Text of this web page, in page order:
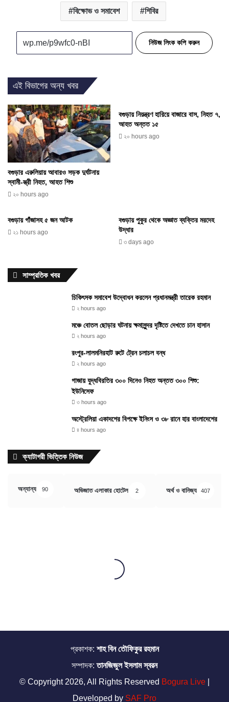
বিক্ষোভ ও সমাবেশ শিবির
নিউজ লিংক কপি করুন
এই বিভাগের অন্য খবর
বগুড়ার এরুলিয়ায় আবারও সড়ক দুর্ঘটনায়
স্বামী-স্ত্রী নিহত, আহত শিশু
২০ hours ago
বগুড়ায় নিয়ন্ত্রণ হারিয়ে বাজারে বাস, নিহত ৭,
আহত অন্তত ১৫
২০ hours ago
বগুড়ায় গাঁজাসহ ৫ জন আটক
২১ hours ago
বগুড়ায় পুকুর থেকে অজ্ঞাত ব্যক্তির মরদেহ
উদ্ধার
৩ days ago
সাম্প্রতিক খবর
চিকিৎসক সমাবেশ উদ্বোধন করলেন প্রধানমন্ত্রী তারেক রহমান
২ hours ago
মঞ্চে বোতল ছোড়ার ঘটনায় ক্ষমাসুন্দর দৃষ্টিতে দেখতে চান হাসান
২ hours ago
রংপুর-লালমনিরহাট রুটে ট্রেন চলাচল বন্ধ
২ hours ago
গাজায় যুদ্ধবিরতির ৩০০ দিনেও নিহত অন্তত ৩০০ শিশু:
ইউনিসেফ
৩ hours ago
অস্ট্রেলিয়া একাদশের বিপক্ষে ইনিংস ও ৩৮ রানে হার বাংলাদেশের
৪ hours ago
ক্যাটাগরী ভিত্তিক নিউজ
অন্যান্য 90 অভিজাত এলাকার হোটেল 2 অর্থ ও বানিজ্য 407
প্রকাশক: শাহ বিন তৌফিকুর রহমান
সম্পাদক:তানজিজুল ইসলাম স্বরন
© Copyright 2026, All Rights Reserved Bogura Live
Developed by SAF Pro